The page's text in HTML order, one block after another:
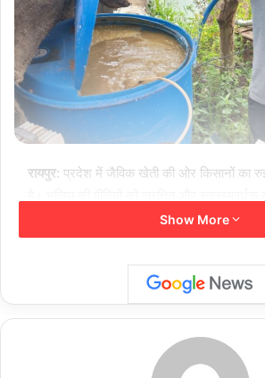
रायपुर: प्रदेश में जैविक खेती की ओर किसानों का
उद्देश्य से किसान पारंपरिक खेती के साथ-साथ
जैविक पद्धति से उगा रहे हैं। इस दिशा में राज्य के
किसानों को निरंतर तकनीकी मार्गदर्शन और
प्रदेश के ग्रामीण अंचलों में कई किसान जैविक खेती
रहे हैं। सक्ति जिला के ग्राम चिस्दा के कृषक श्री
Show More